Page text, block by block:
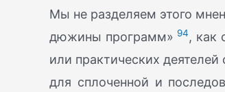
Мы не разделяем этого
дюжины программ» 94, как
или практических
для сплоченной и